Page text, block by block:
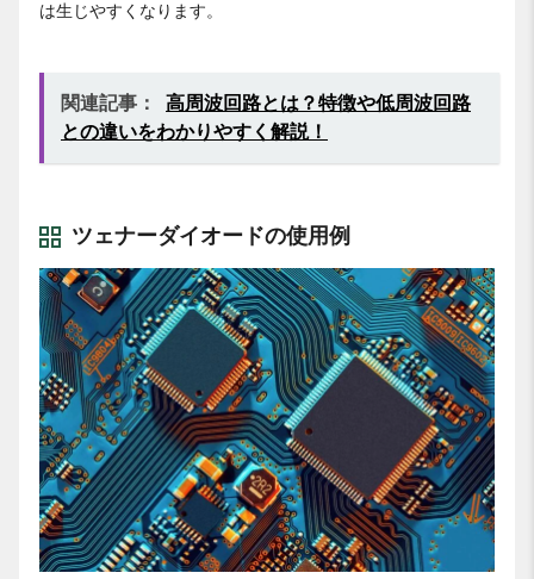
は生じやすくなります。
関連記事：
高周波回路とは？特徴や低周波回路
との違いをわかりやすく解説！
ツェナーダイオードの使用例